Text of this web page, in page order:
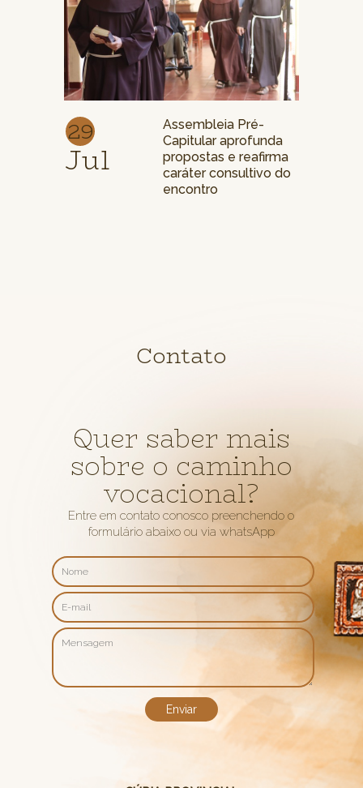
29
Jul
Assembleia Pré-
Capitular aprofunda
propostas e reafirma
caráter consultivo do
encontro
Contato
Quer saber mais
sobre o caminho
vocacional?
Entre em contato conosco preenchendo o
formulário abaixo ou via whatsApp